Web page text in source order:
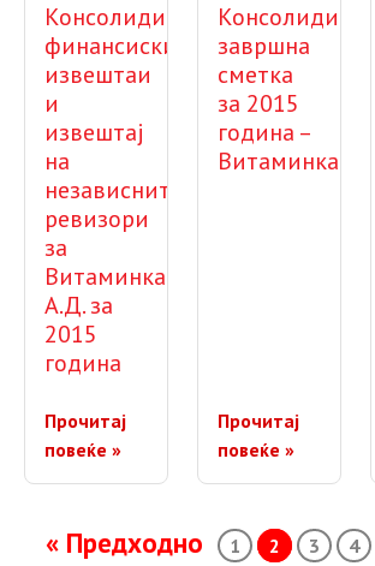
Консолидирани
финансиски
извештаи
и
извештај
на
независните
ревизори
за
Витаминка
А.Д. за
2015
година
Прочитај
повеќе »
Консолидирана
завршна
сметка
за 2015
година –
Витаминка
Прочитај
повеќе »
Posts navigation
« Предходно 1 2 3 4